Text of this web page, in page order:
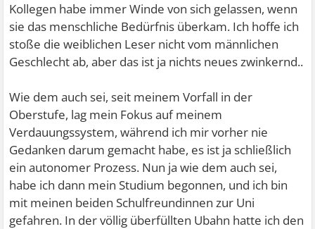
Kollegen habe immer Winde von sich gelassen, wenn
sie das menschliche Bedürfnis überkam. Ich hoffe ich
stoße die weiblichen Leser nicht vom männlichen
Geschlecht ab, aber das ist ja nichts neues zwinkernd..
Wie dem auch sei, seit meinem Vorfall in der
Oberstufe, lag mein Fokus auf meinem
Verdauungssystem, während ich mir vorher nie
Gedanken darum gemacht habe, es ist ja schließlich
ein autonomer Prozess. Nun ja wie dem auch sei,
habe ich dann mein Studium begonnen, und ich bin
mit meinen beiden Schulfreundinnen zur Uni
gefahren. In der völlig überfüllten Ubahn hatte ich den